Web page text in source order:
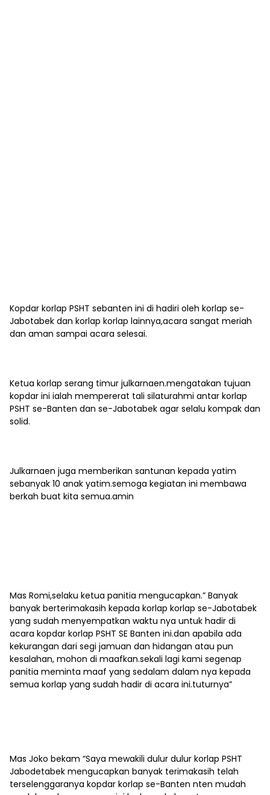
Kopdar korlap PSHT sebanten ini di hadiri oleh korlap se-
Jabotabek dan korlap korlap lainnya,acara sangat meriah
dan aman sampai acara selesai.
Ketua korlap serang timur julkarnaen.mengatakan tujuan
kopdar ini ialah mempererat tali silaturahmi antar korlap
PSHT se-Banten dan se-Jabotabek agar selalu kompak dan
solid.
Julkarnaen juga memberikan santunan kepada yatim
sebanyak 10 anak yatim.semoga kegiatan ini membawa
berkah buat kita semua.amin
Mas Romi,selaku ketua panitia mengucapkan.” Banyak
banyak berterimakasih kepada korlap korlap se-Jabotabek
yang sudah menyempatkan waktu nya untuk hadir di
acara kopdar korlap PSHT SE Banten ini.dan apabila ada
kekurangan dari segi jamuan dan hidangan atau pun
kesalahan, mohon di maafkan.sekali lagi kami segenap
panitia meminta maaf yang sedalam dalam nya kepada
semua korlap yang sudah hadir di acara ini.tuturnya”
Mas Joko bekam “Saya mewakili dulur dulur korlap PSHT
Jabodetabek mengucapkan banyak terimakasih telah
terselenggaranya kopdar korlap se-Banten nten mudah